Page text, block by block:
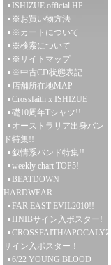
ISHIZUE official HP
※お買い物方法
※カートについて
※検索について
※サイトマップ
※中古CD状態表記
店舗所在地MAP
Crossfaith x ISHIZUE
礎10周年Tシャツ!!
オーストラリア出身バン
ド特集!!
叙情系バンド特集!!
weekly chart TOP5!
BEATDOWN
HARDWEAR
FAR EAST EVIL2010!!
HNIBサイン入ポスター!
CROSSFAITH/APOCALYZE
サイン入ポスター！
6/22 YOUNG BLOOD